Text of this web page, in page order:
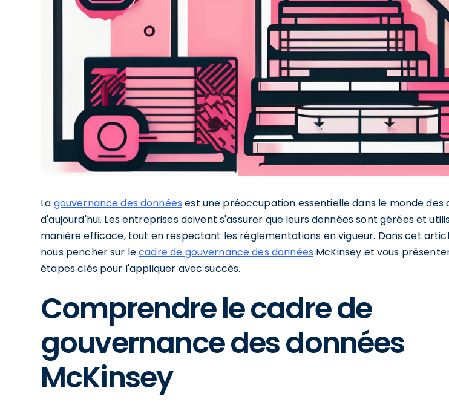
La gouvernance des données est une préoccupation essentielle dans le monde des
d'aujourd'hui. Les entreprises doivent s'assurer que leurs données sont gérées et
manière efficace, tout en respectant les réglementations en vigueur. Dans cet
nous pencher sur lecadre de gouvernance des données McKinsey et vous
étapes clés pour l'appliquer avec succès.
Comprendre le cadre de
gouvernance des données
McKinsey